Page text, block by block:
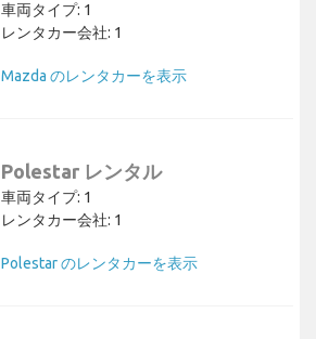
車両タイプ: 1
レンタカー会社: 1
Mazda のレンタカーを表示
Polestar レンタル
車両タイプ: 1
レンタカー会社: 1
Polestar のレンタカーを表示